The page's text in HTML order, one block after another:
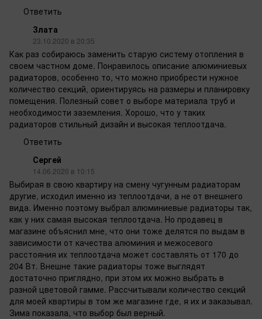
Ответить
Злата
23.10.2020 в 20:35
Как раз собираюсь заменить старую систему отопления в
своем частном доме. Понравилось описание алюминиевых
радиаторов, особенно то, что можно приобрести нужное
количество секций, ориентируясь на размеры и планировку
помещения. Полезный совет о выборе материала труб и
необходимости заземления. Хорошо, что у таких
радиаторов стильный дизайн и высокая теплоотдача.
Ответить
Сергей
14.06.2020 в 10:15
Выбирая в свою квартиру на смену чугунным радиаторам
другие, исходил именно из теплоотдачи, а не от внешнего
вида. Именно поэтому выбрал алюминиевые радиаторы так,
как у них самая высокая теплоотдача. Но продавец в
магазине объяснил мне, что они тоже делятся по выдам в
зависимости от качества алюминия и межосевого
расстояния их теплоотдача может составлять от 170 до
204 Вт. Внешне такие радиаторы тоже выглядят
достаточно приглядно, при этом их можно выбрать в
разной цветовой гамме. Рассчитывали количество секций
для моей квартиры в том же магазине где, я их и заказывал.
Зима показала, что выбор был верный.